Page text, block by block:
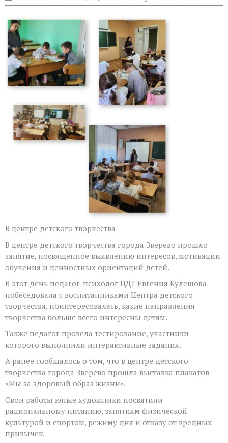
записи
центра
города
Зверево
посетили
занятие
по
психологии
В центре детского творчества
В центре детского творчества города Зверево прошло
занятие, посвященное выявлению интересов, мотивации
обучения и ценностных ориентаций детей.
В этот день педагог-психолог ЦДТ Евгения Кулешова
побеседовала с воспитанниками Центра детского
творчества, поинтересовалась, какие направления
творчества больше всего интересны детям.
Также педагог провела тестирование, участники
которого выполнили интерактивные задания.
А ранее сообщалось о том, что в центре детского
творчества города Зверево прошла выставка плакатов
«Мы за здоровый образ жизни».
Свои работы юные художники посвятили
рациональному питанию, занятиям физической
культурой и спортом, режиму дня и отказу от вредных
привычек.